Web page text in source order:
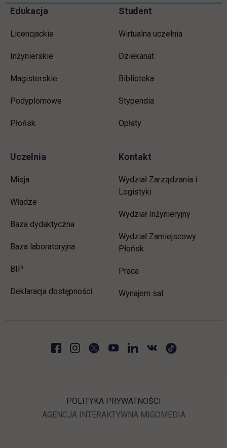
Pomiń
Informacje w stopce
Edukacja
Licencjackie
Inżynierskie
Magisterskie
Podyplomowe
Płońsk
Student
Wirtualna uczelnia
Dziekanat
Biblioteka
Stypendia
Opłaty
Uczelnia
Misja
Władze
Baza dydaktyczna
Baza laboratoryjna
BIP link otwiera się w nowej karcie
Deklaracja dostępności
Kontakt
Wydział Zarządzania i
Logistyki
Wydział Inżynieryjny
Wydział Zamiejscowy
Płońsk
Praca
Wynajem sal
POLITYKA PRYWATNOŚCI
AGENCJA INTERAKTYWNALINK OTWIERA SIĘ W
MIGOMEDIALINK